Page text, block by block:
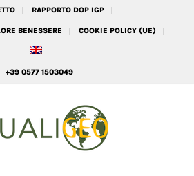
RAPPORTO DOP IGP
BENESSERE COOKIE POLICY (UE)
+39 0577 1503049